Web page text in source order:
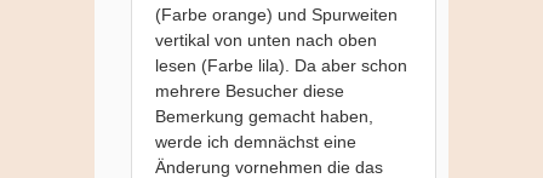
(Farbe orange) und Spurweiten
vertikal von unten nach oben
lesen (Farbe lila). Da aber schon
mehrere Besucher diese
Bemerkung gemacht haben,
werde ich demnächst eine
Änderung vornehmen die das